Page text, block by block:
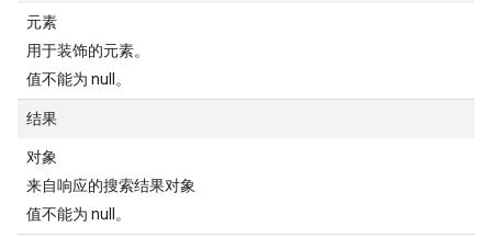
元素
用于装饰的元素。
值不能为 null。
结果
对象
来自响应的搜索结果对象
值不能为 null。